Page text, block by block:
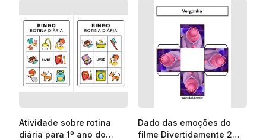
Atividade sobre rotina
diária para 1º ano do
Dado das emoções do
filme Divertidamente 2